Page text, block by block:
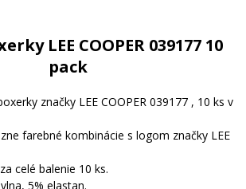
LEE COOPER 039177 10
pack
značky LEE COOPER 039177 , 10 ks v
farebné kombinácie s logom značky LEE
celé balenie 10 ks.
5% elastan.